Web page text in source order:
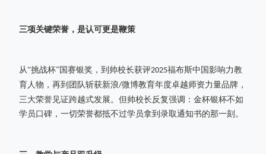
三项关键荣誉，是认可更是鞭策
从“挑战杯”国赛银奖，到帅校长获评2025福布斯中国影响力教
育人物，再到团队斩获新浪/微博教育年度卓越师资力量品牌，
三大荣誉见证跨越式发展。但帅校长反复强调：金杯银杯不如
学员口碑，一切荣誉都抵不过学员拿到录取通知书的那一刻。